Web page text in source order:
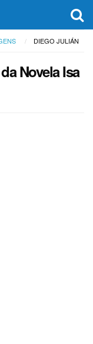
DIEGO JULIÁN
Novela Isa